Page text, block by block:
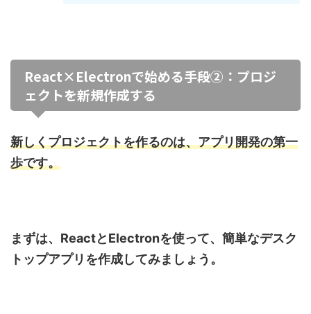
React×Electronで始める手段②：プロジ
ェクトを新規作成する
新しくプロジェクトを作るのは、アプリ開発の第一
歩です。
まずは、ReactとElectronを使って、簡単なデスク
トップアプリを作成してみましょう。